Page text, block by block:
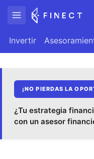
Invertir
¡NO PIERDAS LA
¿Tu estrategia
con un asesor